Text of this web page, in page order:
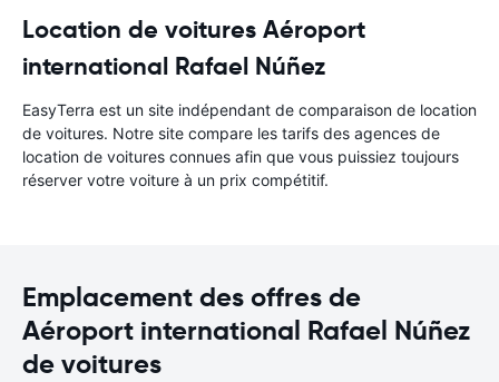
Location de voitures Aéroport
international Rafael Núñez
EasyTerra est un site indépendant de comparaison de location
de voitures. Notre site compare les tarifs des agences de
location de voitures connues afin que vous puissiez toujours
réserver votre voiture à un prix compétitif.
Emplacement des offres de
Aéroport international Rafael Núñez
de voitures